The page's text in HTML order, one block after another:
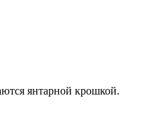
янтарной крошкой.